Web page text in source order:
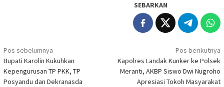
SEBARKAN
Navigasi
pos
Pos sebelumnya
Bupati Karolin Kukuhkan
Kepengurusan TP PKK, TP
Posyandu dan Dekranasda
Pos berikutnya
Kapolres Landak Kunker ke Polsek
Meranti, AKBP Siswo Dwi Nugroho
Apresiasi Tokoh Masyarakat